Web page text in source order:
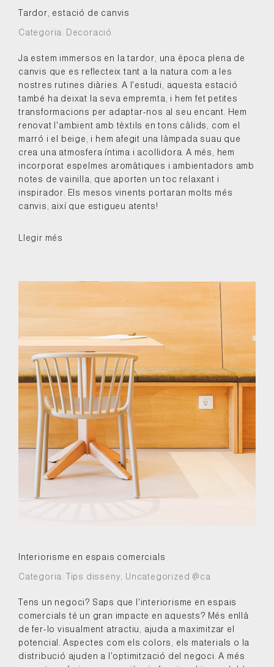
Tardor, estació de canvis
Categoria: Decoració
Ja estem immersos en la tardor, una època plena de
canvis que es reflecteix tant a la natura com a les
nostres rutines diàries. A l'estudi, aquesta estació
també ha deixat la seva empremta, i hem fet petites
transformacions per adaptar-nos al seu encant. Hem
renovat l'ambient amb tèxtils en tons càlids, com el
marró i el beige, i hem afegit una làmpada suau que
crea una atmosfera íntima i acollidora. A més, hem
incorporat espelmes aromàtiques i ambientadors amb
notes de vainilla, que aporten un toc relaxant i
inspirador. Els mesos vinents portaran molts més
canvis, així que estigueu atents!
Llegir més
Interiorisme en espais comercials
Categoria: Tips disseny Uncategorized @ca
Tens un negoci? Saps que l'interiorisme en espais
comercials té un gran impacte en aquests? Més enllà
de fer-lo visualment atractiu, ajuda a maximitzar el
potencial. Aspectes com els colors, els materials o la
distribució ajuden a l'optimització del negoci. A més